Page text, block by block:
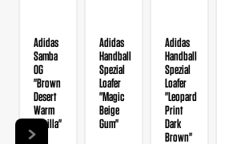
Adidas
Samba
OG
"Brown
Desert
Warm
Vanilla"
Adidas
Handball
Spezial
Loafer
"Magic
Beige
Gum"
Adidas
Handball
Spezial
Loafer
"Leopard
Print
Dark
Brown"